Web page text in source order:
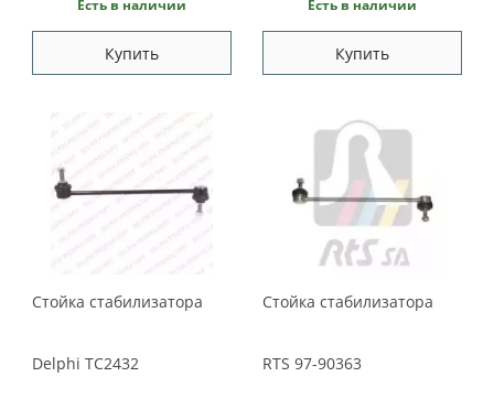
Есть в наличии
Купить
Есть в наличии
Купить
Стойка стабилизатора
Delphi TC2432
Стойка стабилизатора
RTS 97-90363